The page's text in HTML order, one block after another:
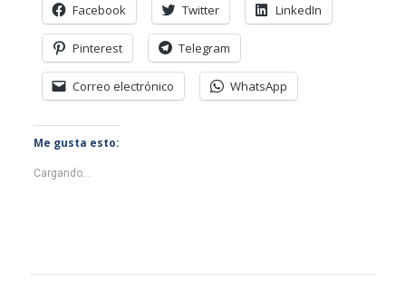
Facebook Twitter LinkedIn
Pinterest Telegram
Correo electrónico WhatsApp
Me gusta esto:
Cargando...